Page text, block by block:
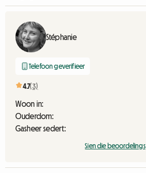
Stéphanie
Telefoon geverifieer
4.7(3)
Woon in:
Ouderdom:
Gasheer sedert:
Sien die beoordelings